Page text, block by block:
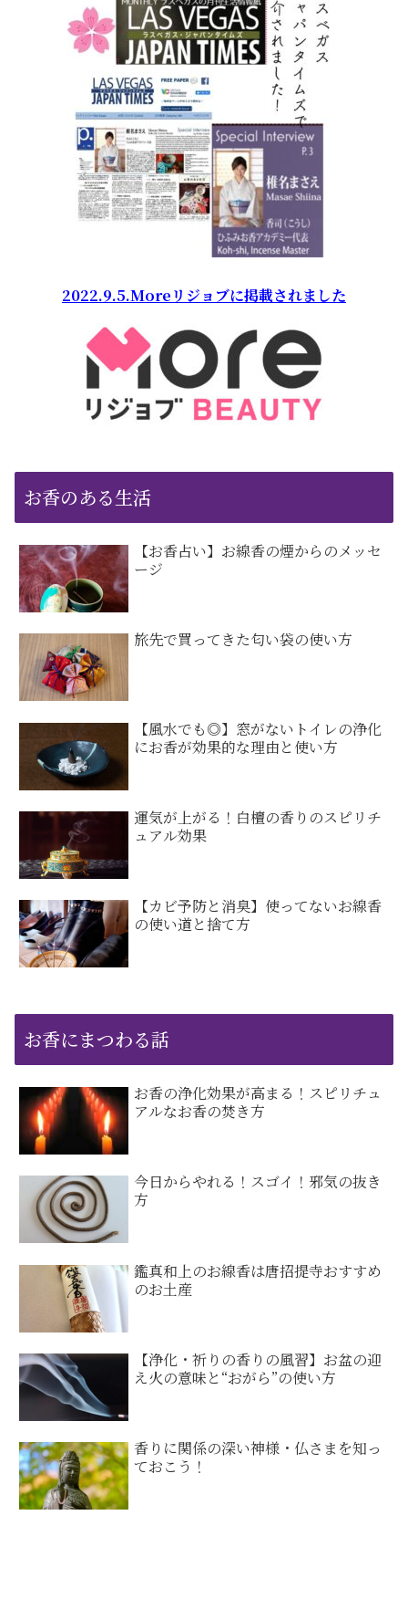
2022.9.5.Moreリジョブに掲載されました
お香のある生活
【お香占い】お線香の煙からのメッセ
ージ
旅先で買ってきた匂い袋の使い方
【風水でも◎】窓がないトイレの浄化
にお香が効果的な理由と使い方
運気が上がる！白檀の香りのスピリチ
ュアル効果
【カビ予防と消臭】使ってないお線香
の使い道と捨て方
お香にまつわる話
お香の浄化効果が高まる！スピリチュ
アルなお香の焚き方
今日からやれる！スゴイ！邪気の抜き
方
鑑真和上のお線香は唐招提寺おすすめ
のお土産
【浄化・祈りの香りの風習】お盆の迎
え火の意味と“おがら”の使い方
香りに関係の深い神様・仏さまを知っ
ておこう！